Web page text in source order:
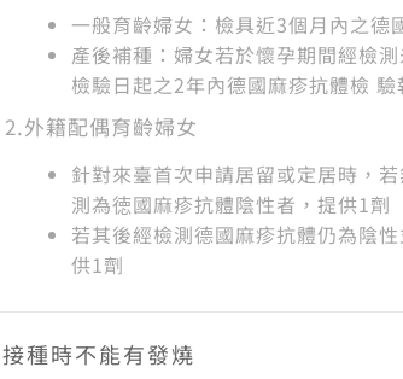
一般育齡婦女：檢具近3個月內之德
產後補種：婦女若於懷孕期間經檢
檢驗日起之2年內德國麻疹抗體檢
2.外籍配偶育齡婦女
針對來臺首次申請居留或定居時，
測為徳國麻疹抗體陰性者，提供1劑
若其後經檢測德國麻疹抗體仍為陰
供1劑
接種時不能有發燒